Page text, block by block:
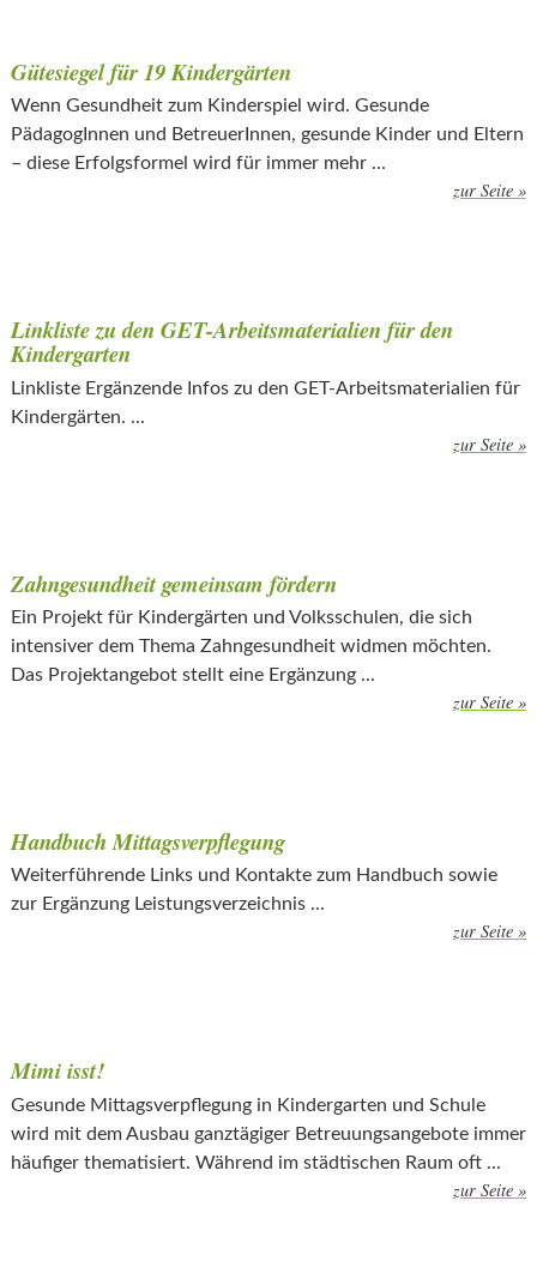
Gütesiegel für 19 Kindergärten
Wenn Gesundheit zum Kinderspiel wird. Gesunde
PädagogInnen und BetreuerInnen, gesunde Kinder und Eltern
– diese Erfolgsformel wird für immer mehr ...
zur Seite »
Linkliste zu den GET-Arbeitsmaterialien für den
Kindergarten
Linkliste Ergänzende Infos zu den GET-Arbeitsmaterialien für
Kindergärten. ...
zur Seite »
Zahngesundheit gemeinsam fördern
Ein Projekt für Kindergärten und Volksschulen, die sich
intensiver dem Thema Zahngesundheit widmen möchten.
Das Projektangebot stellt eine Ergänzung ...
zur Seite »
Handbuch Mittagsverpflegung
Weiterführende Links und Kontakte zum Handbuch sowie
zur Ergänzung Leistungsverzeichnis ...
zur Seite »
Mimi isst!
Gesunde Mittagsverpflegung in Kindergarten und Schule
wird mit dem Ausbau ganztägiger Betreuungsangebote immer
häufiger thematisiert. Während im städtischen Raum oft ...
zur Seite »